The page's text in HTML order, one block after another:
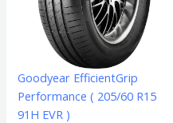
Goodyear EfficientGrip
Performance ( 205/60 R15
91H EVR )